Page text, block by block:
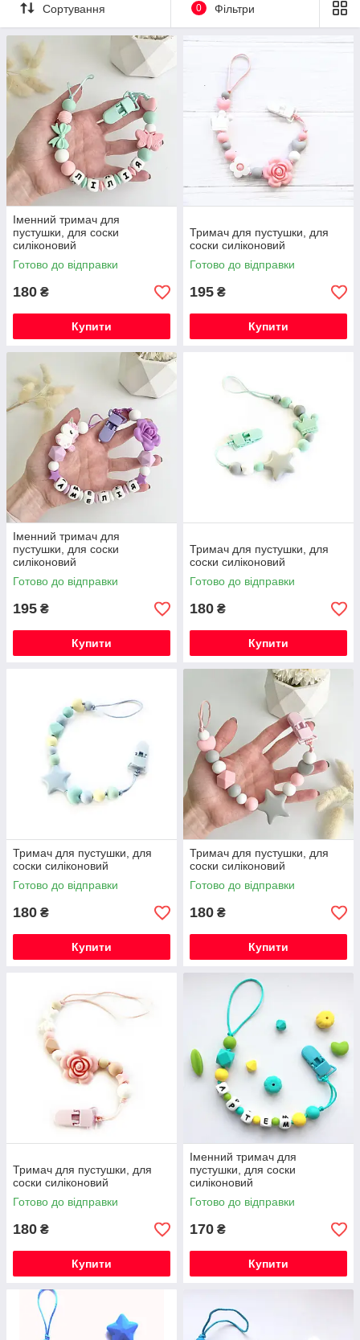
Сортування 0 Фільтри
Іменний тримач для
пустушки, для соски
силіконовий
Готово до відправки
180 ₴
Купити
Тримач для пустушки, для
соски силіконовий
Готово до відправки
195 ₴
Купити
Іменний тримач для
пустушки, для соски
силіконовий
Готово до відправки
195 ₴
Купити
Тримач для пустушки, для
соски силіконовий
Готово до відправки
180 ₴
Купити
Тримач для пустушки, для
соски силіконовий
Готово до відправки
180 ₴
Купити
Тримач для пустушки, для
соски силіконовий
Готово до відправки
180 ₴
Купити
Тримач для пустушки, для
соски силіконовий
Готово до відправки
180 ₴
Купити
Іменний тримач для
пустушки, для соски
силіконовий
Готово до відправки
170 ₴
Купити